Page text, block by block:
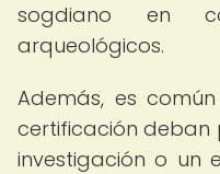
sogdiano en
arqueológicos.
Además, es
certificación deban
investigación o un